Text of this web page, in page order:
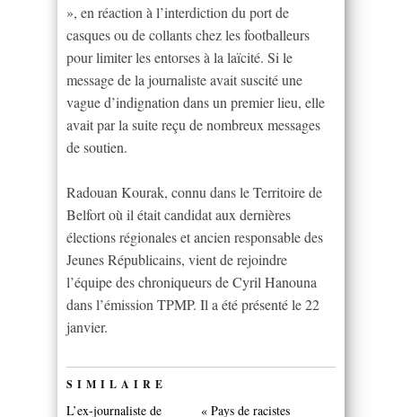
», en réaction à l’interdiction du port de
casques ou de collants chez les footballeurs
pour limiter les entorses à la laïcité. Si le
message de la journaliste avait suscité une
vague d’indignation dans un premier lieu, elle
avait par la suite reçu de nombreux messages
de soutien.
Radouan Kourak, connu dans le Territoire de
Belfort où il était candidat aux dernières
élections régionales et ancien responsable des
Jeunes Républicains, vient de rejoindre
l’équipe des chroniqueurs de Cyril Hanouna
dans l’émission TPMP. Il a été présenté le 22
janvier.
SIMILAIRE
L’ex-journaliste de « Pays de racistes